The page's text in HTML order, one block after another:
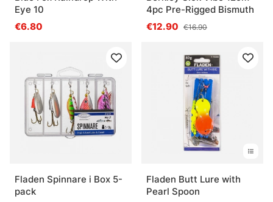
Eye 10
€6.80
4pc Pre-Rigged Bismuth
€12.90 €16.90
Fladen Spinnare i Box 5-
pack
Fladen Butt Lure with
Pearl Spoon